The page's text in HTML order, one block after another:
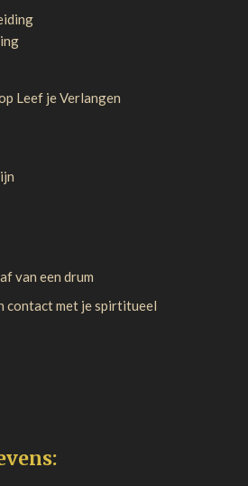
Leef je Verlangen
van een drum
contact met je spirtitueel